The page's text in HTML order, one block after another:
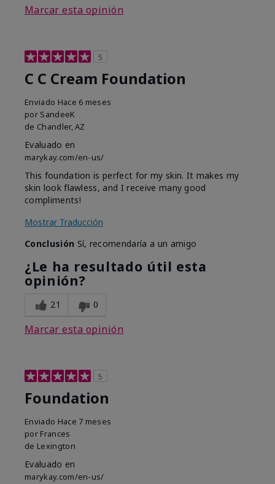
Marcar esta opinión
5
C C Cream Foundation
Enviado Hace 6 meses
por SandeeK
de Chandler, AZ
Evaluado en
marykay.com/en-us/
This foundation is perfect for my skin. It makes my
skin look flawless, and I receive many good
compliments!
Mostrar Traducción
Conclusión Sí, recomendaría a un amigo
¿Le ha resultado útil esta
opinión?
21 0
Marcar esta opinión
5
Foundation
Enviado Hace 7 meses
por Frances
de Lexington
Evaluado en
marykay.com/en-us/